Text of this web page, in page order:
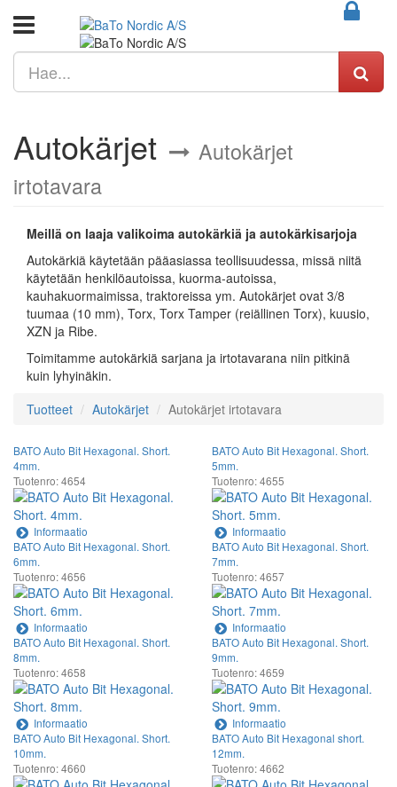
Autokärjet
Autokärjet
irtotavara
Meillä on laaja valikoima autokärkiä ja autokärkisarjoja
Autokärkiä käytetään pääasiassa teollisuudessa, missä niitä
käytetään henkilöautoissa, kuorma-autoissa,
kauhakuormaimissa, traktoreissa ym. Autokärjet ovat 3/8
tuumaa (10 mm), Torx, Torx Tamper (reiällinen Torx), kuusio,
XZN ja Ribe.
Toimitamme autokärkiä sarjana ja irtotavarana niin pitkinä
kuin lyhyinäkin.
Tuotteet
Autokärjet Autokärjet irtotavara
BATO Auto Bit Hexagonal. Short.
4mm.
Tuotenro: 4654
Informaatio
BATO Auto Bit Hexagonal. Short.
5mm.
Tuotenro: 4655
Informaatio
BATO Auto Bit Hexagonal. Short.
6mm.
Tuotenro: 4656
Informaatio
BATO Auto Bit Hexagonal. Short.
7mm.
Tuotenro: 4657
Informaatio
BATO Auto Bit Hexagonal. Short.
8mm.
Tuotenro: 4658
Informaatio
BATO Auto Bit Hexagonal. Short.
9mm.
Tuotenro: 4659
Informaatio
BATO Auto Bit Hexagonal. Short.
10mm.
Tuotenro: 4660
BATO Auto Bit Hexagonal short.
12mm.
Tuotenro: 4662